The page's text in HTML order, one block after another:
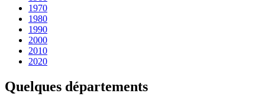
1970
1980
1990
2000
2010
2020
Quelques départements